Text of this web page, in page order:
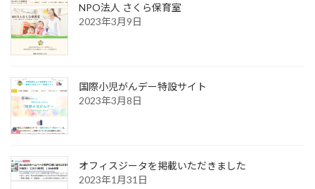
NPO法人 さくら保育室
2023年3月9日
国際小児がんデー特設サイト
2023年3月8日
オフィスジータを掲載いただきました
2023年1月31日